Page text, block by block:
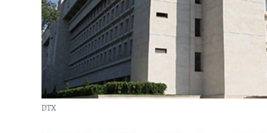
KARIKATURA
İSLAM VƏ DEMOKRATIYA
İZ - MƏDƏNIYYƏT PROQRAMI
PEŞƏ ETIKASI VƏ JURNALISTIKA
STANDARTLARIMIZ
MATERIALLARIMIZDAN ISTIFADƏ
AZADLIQRADIOSU MOBIL TELEFONUNUZDA
DTX